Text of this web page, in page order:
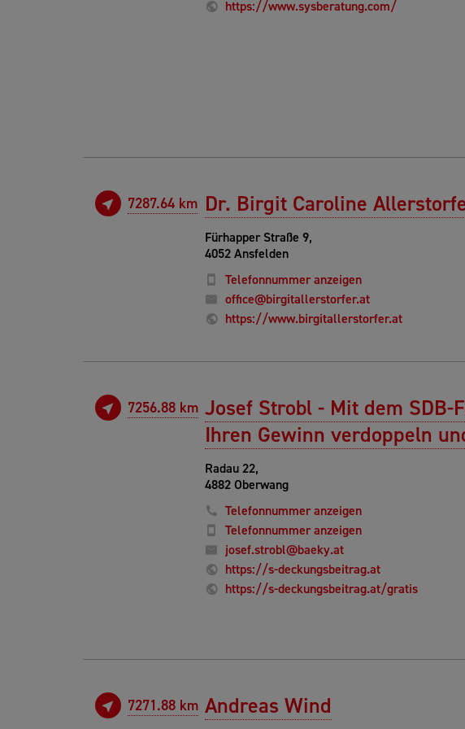
https://www.sysberatung.com/
7287.64 km Dr. Birgit Caroline
Fürhapper Straße 9,
4052 Ansfelden
Telefonnummer anzeigen
office@birgitallerstorfer.at
https://www.birgitallerstorfer.at
7256.88 km Josef Strobl - Mit dem
Ihren Gewinn verdoppeln
Radau 22,
4882 Oberwang
Telefonnummer anzeigen
Telefonnummer anzeigen
josef.strobl@baeky.at
https://s-deckungsbeitrag.at
https://s-deckungsbeitrag.at/gratis
7271.88 km Andreas Wind